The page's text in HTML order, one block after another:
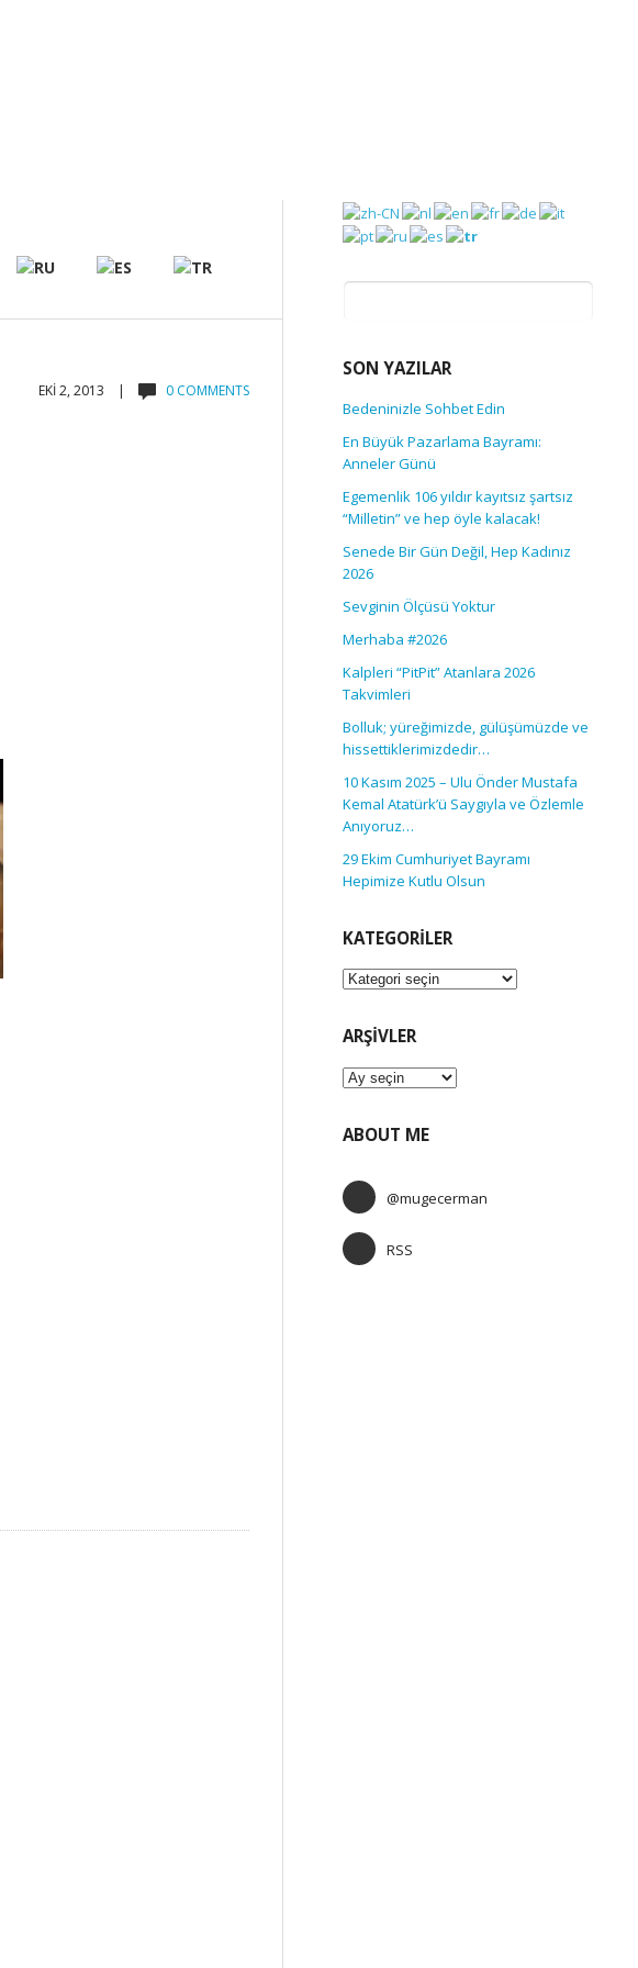
EKI 2, 2013 | 0 COMMENTS
Arama:
SON YAZILAR
Bedeninizle Sohbet Edin
En Büyük Pazarlama Bayramı:
Anneler Günü
Egemenlik 106 yıldır kayıtsız şartsız
“Milletin” ve hep öyle kalacak!
Senede Bir Gün Değil, Hep Kadınız
2026
Sevginin Ölçüsü Yoktur
Merhaba #2026
Kalpleri “PitPit” Atanlara 2026
Takvimleri
Bolluk; yüreğimizde, gülüşümüzde ve
hissettiklerimizdedir…
10 Kasım 2025 – Ulu Önder Mustafa
Kemal Atatürk’ü Saygıyla ve Özlemle
Anıyoruz…
29 Ekim Cumhuriyet Bayramı
Hepimize Kutlu Olsun
KATEGORILER
Kategoriler
ARŞIVLER
Arşivler
ABOUT ME
@mugecerman
RSS